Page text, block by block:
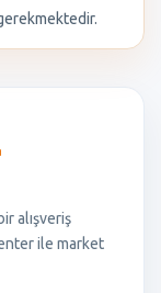
alışveriş
ile market